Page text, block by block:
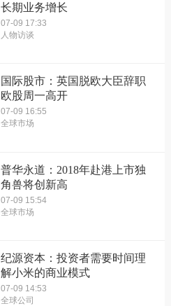
长期业务增长
07-09 17:33
人物访谈
国际股市：英国脱欧大臣辞职
欧股周一高开
07-09 16:55
全球市场
普华永道：2018年赴港上市独
角兽将创新高
07-09 15:54
全球市场
纪源资本：投资者需要时间理
解小米的商业模式
07-09 14:53
全球公司